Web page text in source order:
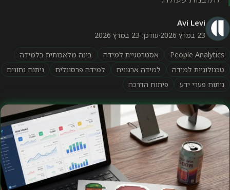
Avi Levi
23 במרץ 2026 ·עודכן: 23 במרץ 2026
People Analytics
אסטרטגיית למידה
בינה מלאכותית בלמידה
טכנולוגיות למידה
למידה ארגונית למידה פרסונלית
ניתוח נתונים
ניתוח פערי ידע
פיתוח הדרכה